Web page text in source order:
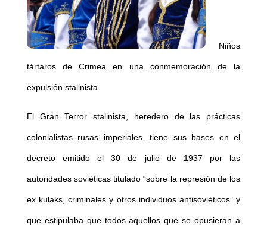
Niños
tártaros de Crimea en una conmemoración de la
expulsión stalinista
El Gran Terror stalinista, heredero de las prácticas
colonialistas rusas imperiales, tiene sus bases en el
decreto emitido el 30 de julio de 1937 por las
autoridades soviéticas titulado “sobre la represión de los
ex kulaks, criminales y otros individuos antisoviéticos” y
que estipulaba que todos aquellos que se opusieran a